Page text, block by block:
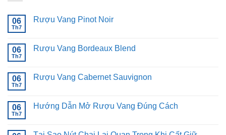
06
Th7
Rượu Vang Pinot Noir
luận
Pinot
06
Th7
Rượu Vang Bordeaux Blend
luận
Bordeaux
06
Th7
Rượu Vang Cabernet Sauvignon
luận
Cabernet
06
Th7
Hướng Dẫn Mở Rượu Vang Đúng Cách